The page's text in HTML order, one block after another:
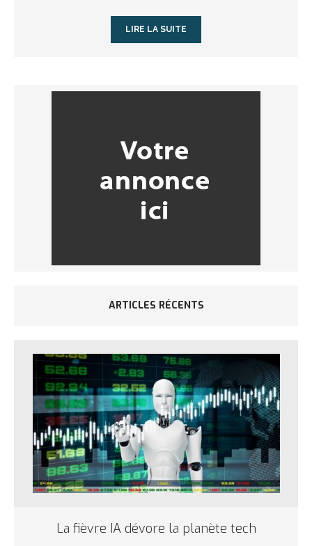
LIRE LA SUITE
ARTICLES RÉCENTS
La fièvre IA dévore la planète tech